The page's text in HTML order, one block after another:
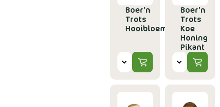
Boer’n
Trots
Hooibloem
Boer’n
Trots
Koe
Honing
Pikant